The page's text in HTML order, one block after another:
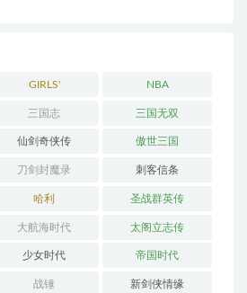
GIRLS'
GENERATION
NBA
三国志 三国无双
仙剑奇侠传 傲世三国
刀剑封魔录 刺客信条
哈利 圣战群英传
大航海时代 太阁立志传
少女时代 帝国时代
战锤 新剑侠情缘